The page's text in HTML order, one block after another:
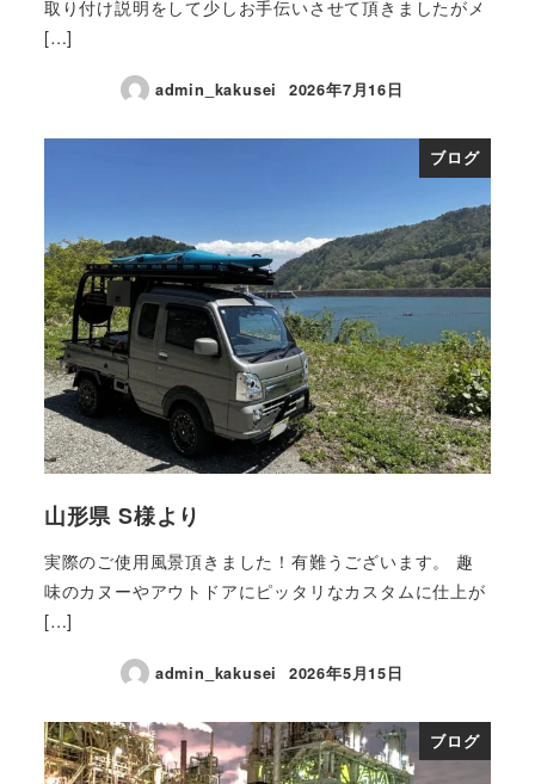
取り付け説明をして少しお手伝いさせて頂きましたがメ
[…]
admin_kakusei 2026年7月16日
ブログ
山形県 S様より
実際のご使用風景頂きました！有難うございます。 趣
味のカヌーやアウトドアにピッタリなカスタムに仕上が
[…]
admin_kakusei 2026年5月15日
ブログ